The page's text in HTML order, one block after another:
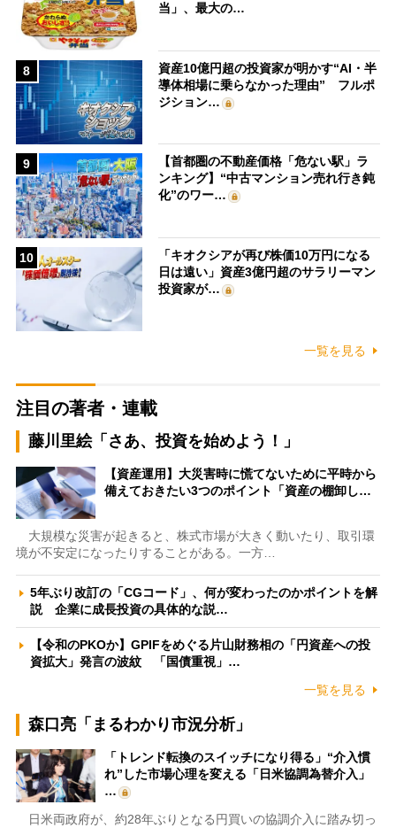
当」、最大の…
8
資産10億円超の投資家が明かす“AI・半
導体相場に乗らなかった理由” フルポ
ジション…
9
【首都圏の不動産価格「危ない駅」ラ
ンキング】“中古マンション売れ行き鈍
化”のワー…
10
「キオクシアが再び株価10万円になる
日は遠い」資産3億円超のサラリーマン
投資家が…
一覧を見る
注目の著者・連載
藤川里絵「さあ、投資を始めよう！」
【資産運用】大災害時に慌てないために平時から
備えておきたい3つのポイント「資産の棚卸し…
大規模な災害が起きると、株式市場が大きく動いたり、取引環
境が不安定になったりすることがある。一方…
5年ぶり改訂の「CGコード」、何が変わったのかポイントを解
説 企業に成長投資の具体的な説…
【令和のPKOか】GPIFをめぐる片山財務相の「円資産への投
資拡大」発言の波紋 「国債重視」…
一覧を見る
森口亮「まるわかり市況分析」
「トレンド転換のスイッチになり得る」“介入慣
れ”した市場心理を変える「日米協調為替介入」
…
日米両政府が、約28年ぶりとなる円買いの協調介入に踏み切っ